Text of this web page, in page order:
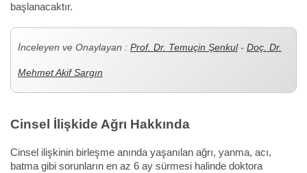
başlanacaktır.
İnceleyen ve Onaylayan : Prof. Dr. Temuçin Şenkul- Doç. Dr.
Mehmet Akif Sargın
Cinsel İlişkide Ağrı Hakkında
Cinsel ilişkinin birleşme anında yaşanılan ağrı, yanma, acı,
batma gibi sorunların en az 6 ay sürmesi halinde doktora